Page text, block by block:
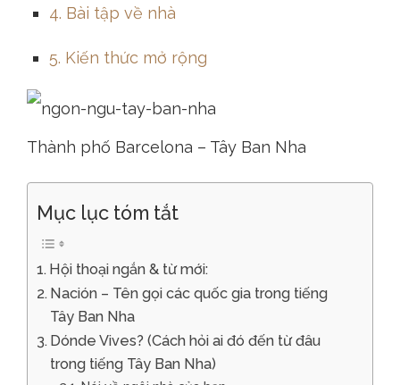
4. Bài tập về nhà
5. Kiến thức mở rộng
Thành phố Barcelona – Tây Ban Nha
Mục lục tóm tắt
Hội thoại ngắn & từ mới:
Nación – Tên gọi các quốc gia trong tiếng
Tây Ban Nha
Dónde Vives? (Cách hỏi ai đó đến từ đâu
trong tiếng Tây Ban Nha)